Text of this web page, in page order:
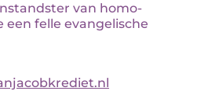
van homo-
een felle evangelische